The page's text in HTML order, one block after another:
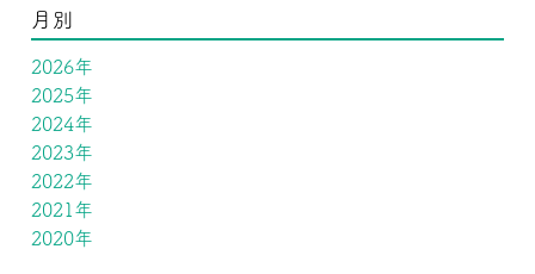
月別
2026年
2025年
2024年
2023年
2022年
2021年
2020年